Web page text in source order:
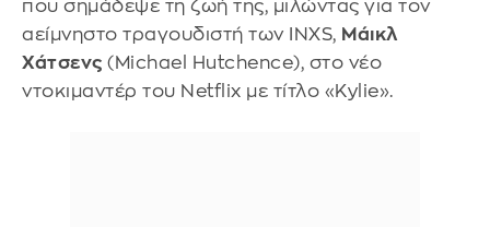
που σημάδεψε τη ζωή της, μιλώντας για τον
αείμνηστο τραγουδιστή των INXS, Μάικλ
Χάτσενς (Michael Hutchence), στο νέο
ντοκιμαντέρ του Netflix με τίτλο «Kylie».